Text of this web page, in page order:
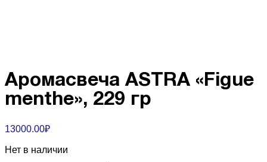
Аромасвеча ASTRA «Figue
menthe», 229 гр
13000.00₽
Нет в наличии